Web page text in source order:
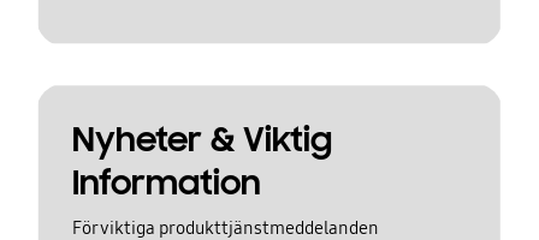
Nyheter & Viktig
Information
För viktiga produkttjänstmeddelanden